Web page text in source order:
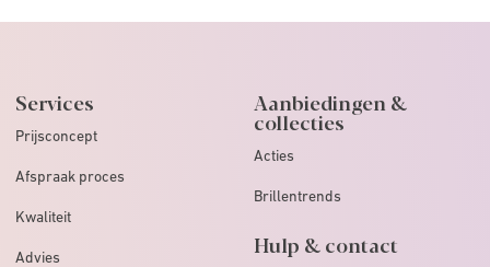
Services
Prijsconcept
Afspraak proces
Kwaliteit
Advies
Aanbiedingen &
collecties
Acties
Brillentrends
Hulp & contact